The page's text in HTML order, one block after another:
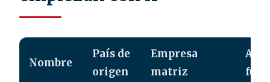
Nombre
País de
origen
Empresa
matriz
Año